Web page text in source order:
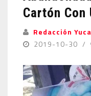
Cartón Con
Redacción
2019-10-30